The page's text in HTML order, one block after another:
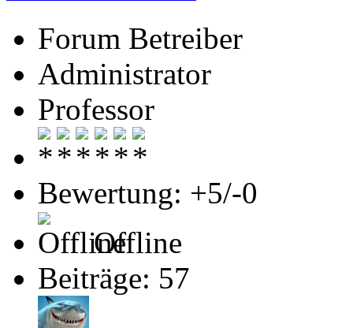
Forum Betreiber
Administrator
Professor
Bewertung: +5/-0
Offline
Beiträge: 57